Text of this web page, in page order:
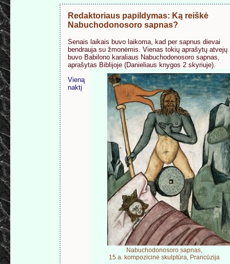
Redaktoriaus papildymas: Ką reiškė
Nabuchodonosoro sapnas?
Senais laikais buvo laikoma, kad per sapnus dievai
bendrauja su žmonėmis. Vienas tokių aprašytų atvejų
buvo Babilono karaliaus Nabuchodonosoro sapnas,
aprašytas Biblijoje (Danieliaus knygos 2 skyriuje).
Nabuchodonosoro sapnas,
15 a. kompozicinė skulptūra, Prancūzija
Vieną
naktį